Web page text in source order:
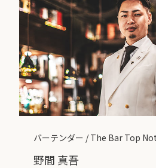
バーテンダー / The Bar Top
野間 真吾